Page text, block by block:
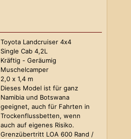
Toyota Landcruiser 4x4
Single Cab 4,2L
Kräftig - Geräumig
Muschelcamper
2,0 x 1,4 m
Dieses Model ist für ganz
Namibia und Botswana
geeignet, auch für Fahrten in
Trockenflussbetten, wenn
auch auf eigenes Risiko.
Grenzübertritt LOA 600 Rand /